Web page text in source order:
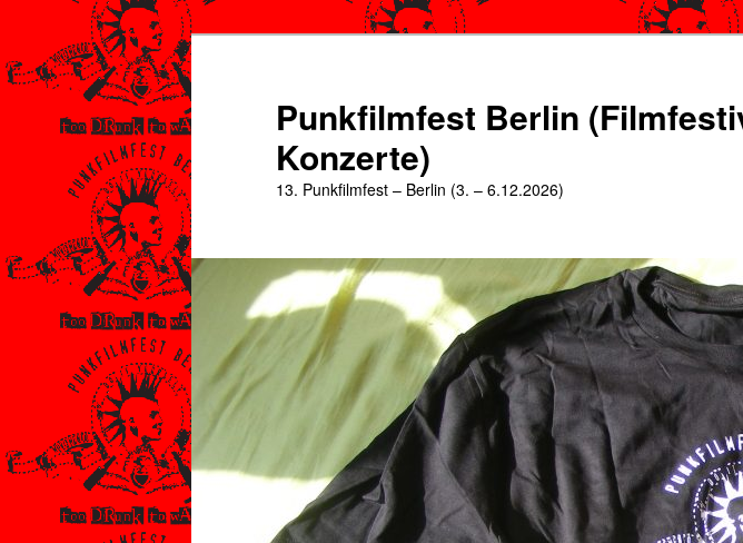
primären
springen
sekundären
springen
Punkfilmfest Berlin
Konzerte)
13. Punkfilmfest – Berlin (3. – 6.12.2026)